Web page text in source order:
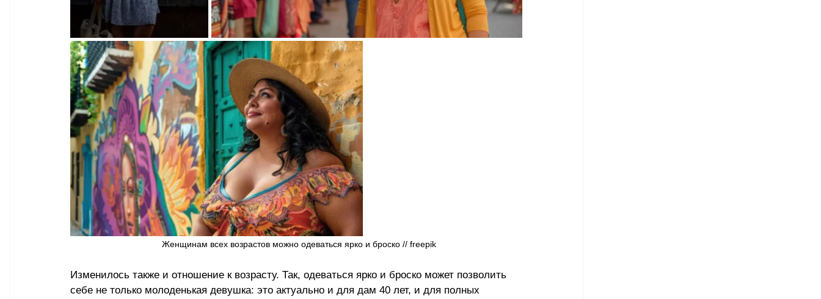
Женщинам всех возрастов можно одеваться ярко и броско // freepik
Изменилось также и отношение к возрасту. Так, одеваться ярко и броско может позволить
себе не только молоденькая девушка: это актуально и для дам 40 лет, и для полных